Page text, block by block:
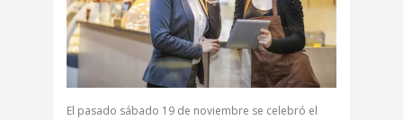
El pasado sábado 19 de noviembre se celebró el